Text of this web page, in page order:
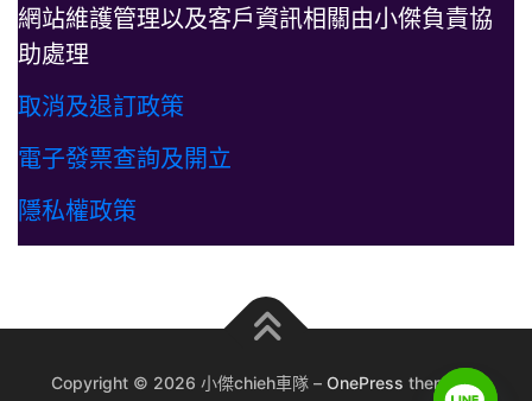
網站維護管理以及客戶資訊相關由小傑負責協
助處理
取消及退訂政策
電子發票查詢及開立
隱私權政策
Copyright © 2026 小傑chieh車隊– OnePress theme by